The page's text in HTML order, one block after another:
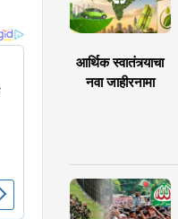
आर्थिक स्वातंत्र्याचा
नवा जाहीरनामा